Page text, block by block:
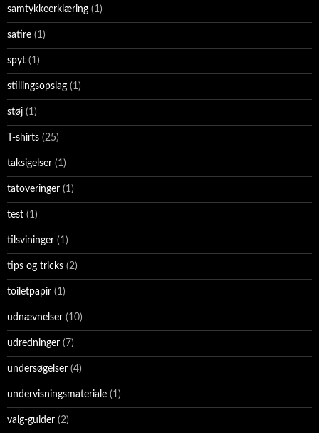
samtykkeerklæring (1)
satire (1)
spyt (1)
stillingsopslag (1)
støj (1)
T-shirts (25)
taksigelser (1)
tatoveringer (1)
test (1)
tilsvininger (1)
tips og tricks (2)
toiletpapir (1)
udnævnelser (10)
udredninger (7)
undersøgelser (4)
undervisningsmateriale (1)
valg-guider (2)